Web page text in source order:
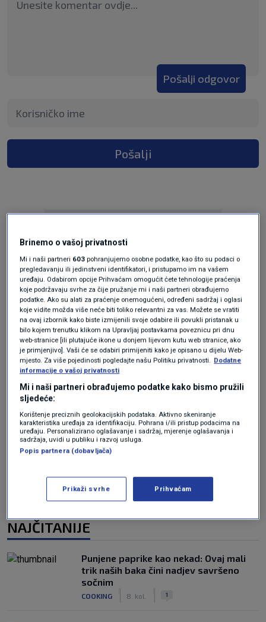
Pošalji odgovor
Pošalji
Oglas
Oglas
NAJČITANIJE
Punjene paprike kao nekad: Ovaj mali
trik naših baka čini nadjev savršeno
sočnim
COOKING 8. kol. 1
Brinemo o vašoj privatnosti
Mi i naši partneri 603 pohranjujemo osobne podatke, kao što su podaci o
pregledavanju ili jedinstveni identifikatori, i pristupamo im na vašem
uređaju. Odabirom opcije Prihvaćam omogućit ćete tehnologije praćenja
koje podržavaju svrhe za čije pružanje mi i naši partneri obrađujemo
podatke. Ako su alati za praćenje onemogućeni, određeni sadržaj i oglasi
koje vidite možda više neće biti toliko relevantni za vas. Možete se vratiti
na ovaj izbornik kako biste izmijenili svoje odabire ili povukli pristanak u
bilo kojem trenutku klikom na Upravljaj postavkama poveznicu pri dnu
web-stranice [ili plutajuće ikone u donjem lijevom kutu web stranice, ako
je primjenjivo]. Vaši će se odabiri primijeniti kako je opisano u dijelu Web-
mjesto. Za više pojedinosti pogledajte našu Politiku privatnosti. Dodatne
informacije o vašoj privatnosti
Mi i naši partneri obrađujemo podatke kako bismo pružili
sljedeće:
Korištenje preciznih geolokacijskih podataka. Aktivno skeniranje
karakteristika uređaja za identifikaciju. Pohrana i/ili pristup podacima na
uređaju. Personalizirano oglašavanje i sadržaj, mjerenje oglašavanja i
sadržaja, uvidi u publiku i razvoj usluga.
Popis partnera (dobavljača)
Prikaži svrhe Prihvaćam